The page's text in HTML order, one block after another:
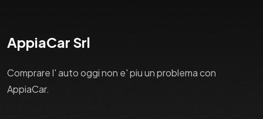
AppiaCar Srl
Comprare l' auto oggi non e' piu un problema con
AppiaCar.